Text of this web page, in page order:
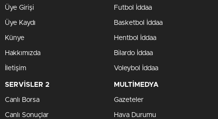
Üye Girişi
Üye Kaydı
Künye
Hakkımızda
İletişim
Futbol İddaa
Basketbol İddaa
Hentbol İddaa
Bilardo İddaa
Voleybol İddaa
SERVİSLER 2
Canlı Borsa
Canlı Sonuçlar
MULTİMEDYA
Gazeteler
Hava Durumu